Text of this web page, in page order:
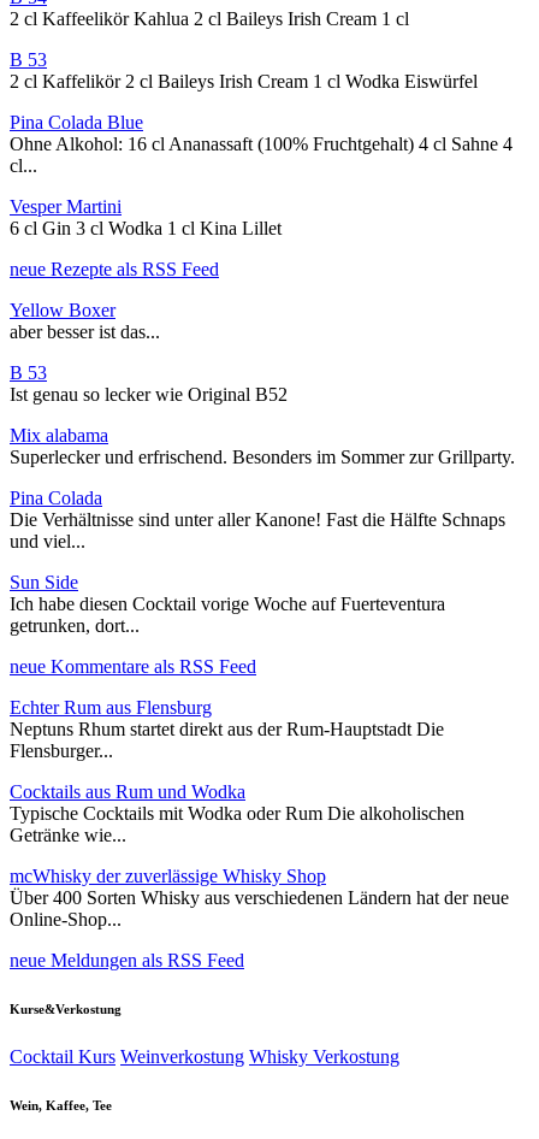
2 cl Kaffeelikör Kahlua 2 cl Baileys Irish Cream 1 cl
B 53
2 cl Kaffelikör 2 cl Baileys Irish Cream 1 cl Wodka Eiswürfel
Pina Colada Blue
Ohne Alkohol: 16 cl Ananassaft (100% Fruchtgehalt) 4 cl Sahne 4
cl...
Vesper Martini
6 cl Gin 3 cl Wodka 1 cl Kina Lillet
neue Rezepte als RSS Feed
Yellow Boxer
aber besser ist das...
B 53
Ist genau so lecker wie Original B52
Mix alabama
Superlecker und erfrischend. Besonders im Sommer zur Grillparty.
Pina Colada
Die Verhältnisse sind unter aller Kanone! Fast die Hälfte Schnaps
und viel...
Sun Side
Ich habe diesen Cocktail vorige Woche auf Fuerteventura
getrunken, dort...
neue Kommentare als RSS Feed
Echter Rum aus Flensburg
Neptuns Rhum startet direkt aus der Rum-Hauptstadt Die
Flensburger...
Cocktails aus Rum und Wodka
Typische Cocktails mit Wodka oder Rum Die alkoholischen
Getränke wie...
mcWhisky der zuverlässige Whisky Shop
Über 400 Sorten Whisky aus verschiedenen Ländern hat der neue
Online-Shop...
neue Meldungen als RSS Feed
Kurse&Verkostung
Cocktail Kurs Weinverkostung Whisky Verkostung
Wein, Kaffee, Tee